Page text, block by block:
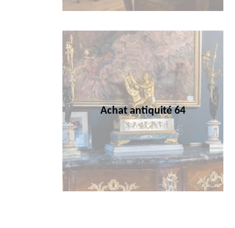
Achat antiquité 64